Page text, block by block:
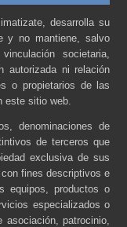
desarrolla su
y no mantiene, salvo
societaria,
autorizada ni relación
o propietarios de las
este sitio web.
denominaciones de
de terceros que
exclusiva de sus
fines descriptivos e
equipos, productos o
especializados o
asociación, patrocinio,